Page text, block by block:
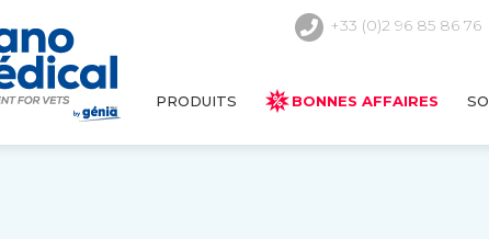
+33 (0)2 96 85 86 76
PRODUITS BONNES AFFAIRES